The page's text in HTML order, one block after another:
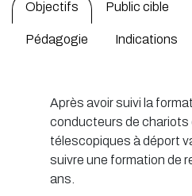
Objectifs Public cible
Pédagogie Indications
Après avoir suivi la
conducteurs de chariots
télescopiques à déport
suivre une formation de
ans.